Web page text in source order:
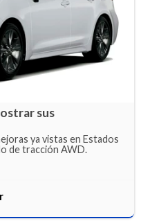
sus
ya vistas en Estados
de tracción AWD.